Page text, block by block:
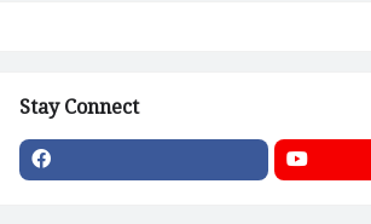
Stay Connect